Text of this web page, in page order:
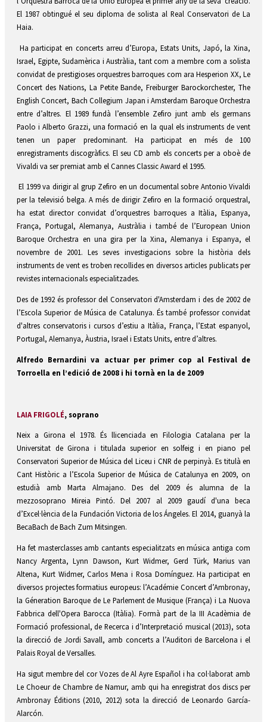
El 1987 obtingué el seu diploma de solista al Real Conservatori de La
Haia.
Ha participat en concerts arreu d’Europa, Estats Units, Japó, la Xina,
Israel, Egipte, Sudamèrica i Austràlia, tant com a membre com a solista
convidat de prestigioses orquestres barroques com ara Hesperion XX, Le
Concert des Nations, La Petite Bande, Freiburger Barockorchester, The
English Concert, Bach Collegium Japan i Amsterdam Baroque Orchestra
entre d’altres. El 1989 fundà l’ensemble Zefiro junt amb els germans
Paolo i Alberto Grazzi, una formació en la qual els instruments de vent
tenen un paper predominant. Ha participat en més de 100
enregistraments discogràfics. El seu CD amb els concerts per a oboè de
Vivaldi va ser premiat amb el Cannes Classic Award el 1995.
El 1999 va dirigir al grup Zefiro en un documental sobre Antonio Vivaldi
per la televisió belga. A més de dirigir Zefiro en la formació orquestral,
ha estat director convidat d’orquestres barroques a Itàlia, Espanya,
França, Portugal, Alemanya, Austràlia i també de l’European Union
Baroque Orchestra en una gira per la Xina, Alemanya i Espanya, el
novembre de 2001. Les seves investigacions sobre la història dels
instruments de vent es troben recollides en diversos articles publicats per
revistes internacionals especialitzades.
Des de 1992 és professor del Conservatori d'Amsterdam i des de 2002 de
l’Escola Superior de Música de Catalunya. És també professor convidat
d'altres conservatoris i cursos d’estiu a Itàlia, França, l’Estat espanyol,
Portugal, Alemanya, Àustria, Israel i Estats Units, entre d’altres.
Alfredo Bernardini va actuar per primer cop al Festival de
Torroella en l’edició de 2008 i hi tornà en la de 2009
LAIA FRIGOLÉ, soprano
Neix a Girona el 1978. És llicenciada en Filologia Catalana per la
Universitat de Girona i titulada superior en solfeig i en piano pel
Conservatori Superior de Música del Liceu i CNR de perpinyà. Es titulà en
Cant Històric a l’Escola Superior de Música de Catalunya en 2009, on
estudià amb Marta Almajano. Des del 2009 és alumna de la
mezzosoprano Mireia Pintó. Del 2007 al 2009 gaudí d'una beca
d’Excel·lència de la Fundación Victoria de los Ángeles. El 2014, guanyà la
BecaBach de Bach Zum Mitsingen.
Ha fet masterclasses amb cantants especialitzats en música antiga com
Nancy Argenta, Lynn Dawson, Kurt Widmer, Gerd Türk, Marius van
Altena, Kurt Widmer, Carlos Mena i Rosa Domínguez. Ha participat en
diversos projectes formatius europeus: l’Académie Concert d’Ambronay,
la Géneration Baroque de Le Parlement de Musique (França) i La Nuova
Fabbrica dell'Opera Barocca (Itàlia). Formà part de la III Acadèmia de
Formació professional, de Recerca i d’Interpretació musical (2013), sota
la direcció de Jordi Savall, amb concerts a l’Auditori de Barcelona i el
Palais Royal de Versalles.
Ha sigut membre del cor Vozes de Al Ayre Español i ha col·laborat amb
Le Choeur de Chambre de Namur, amb qui ha enregistrat dos discs per
Ambronay Éditions (2010, 2012) sota la direcció de Leonardo García-
Alarcón.